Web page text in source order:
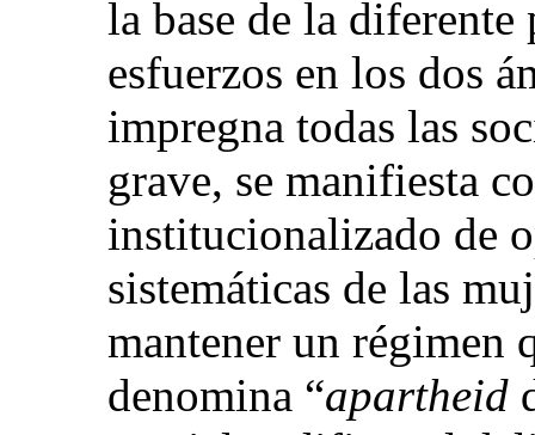
la base de la diferente
esfuerzos en los dos
impregna todas las
grave, se manifiesta
institucionalizado de
sistemáticas de las
mantener un régimen
denomina “apartheid